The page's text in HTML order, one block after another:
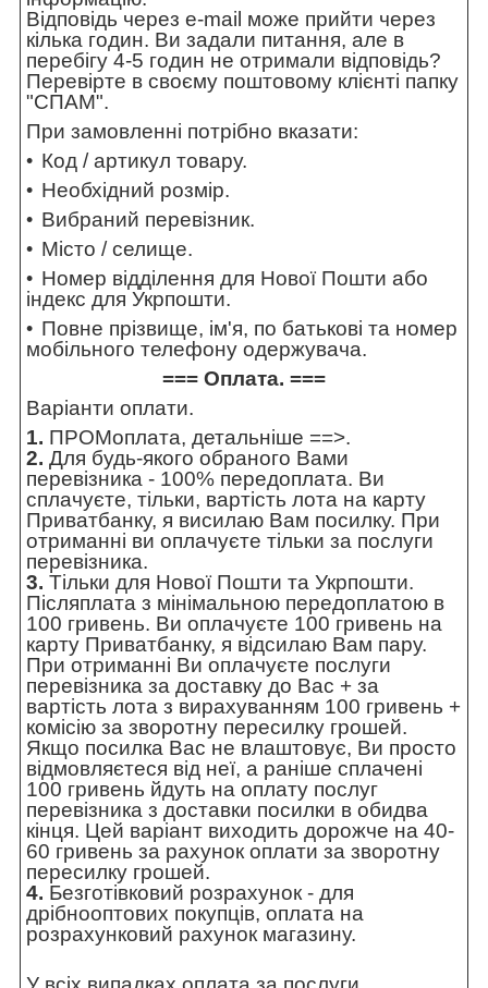
Відповідь через e-mail може прийти через
кілька годин. Ви задали питання, але в
перебігу 4-5 годин не отримали відповідь?
Перевірте в своєму поштовому клієнті папку
"СПАМ".
При замовленні потрібно вказати:
Код / артикул товару.
Необхідний розмір.
Вибраний перевізник.
Місто / селище.
Номер відділення для Нової Пошти або
індекс для Укрпошти.
Повне прізвище, ім'я, по батькові та номер
мобільного телефону одержувача.
=== Оплата. ===
Варіанти оплати.
1. ПРОМоплата, детальніше ==>.
2. Для будь-якого обраного Вами
перевізника - 100% передоплата. Ви
сплачуєте, тільки, вартість лота на карту
Приватбанку, я висилаю Вам посилку. При
отриманні ви оплачуєте тільки за послуги
перевізника.
3. Тільки для Нової Пошти та Укрпошти.
Післяплата з мінімальною передоплатою в
100 гривень. Ви оплачуєте 100 гривень на
карту Приватбанку, я відсилаю Вам пару.
При отриманні Ви оплачуєте послуги
перевізника за доставку до Вас + за
вартість лота з вирахуванням 100 гривень +
комісію за зворотну пересилку грошей.
Якщо посилка Вас не влаштовує, Ви просто
відмовляєтеся від неї, а раніше сплачені
100 гривень йдуть на оплату послуг
перевізника з доставки посилки в обидва
кінця. Цей варіант виходить дорожче на 40-
60 гривень за рахунок оплати за зворотну
пересилку грошей.
4. Безготівковий розрахунок - для
дрібнооптових покупців, оплата на
розрахунковий рахунок магазину.